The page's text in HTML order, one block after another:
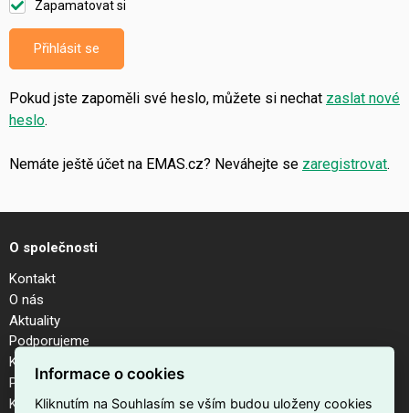
Zapamatovat si
Přihlásit se
Pokud jste zapoměli své heslo, můžete si nechat zaslat nové
heslo.
Nemáte ještě účet na EMAS.cz? Neváhejte se zaregistrovat.
O společnosti
Kontakt
O nás
Aktuality
Podporujeme
Kalendář akcí
Pobočky
Kariéra
Informace o cookies
Kliknutím na Souhlasím se vším budou uloženy cookies